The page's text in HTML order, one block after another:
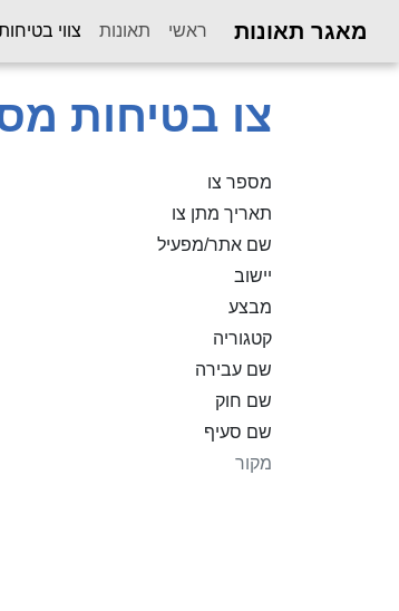
מאגר תאונות ראשי תאונות צווי
צו בטיחות מספר
מספר צו
תאריך מתן צו
שם אתר/מפעיל
יישוב
מבצע
קטגוריה
שם עבירה
שם חוק
שם סעיף
מקור